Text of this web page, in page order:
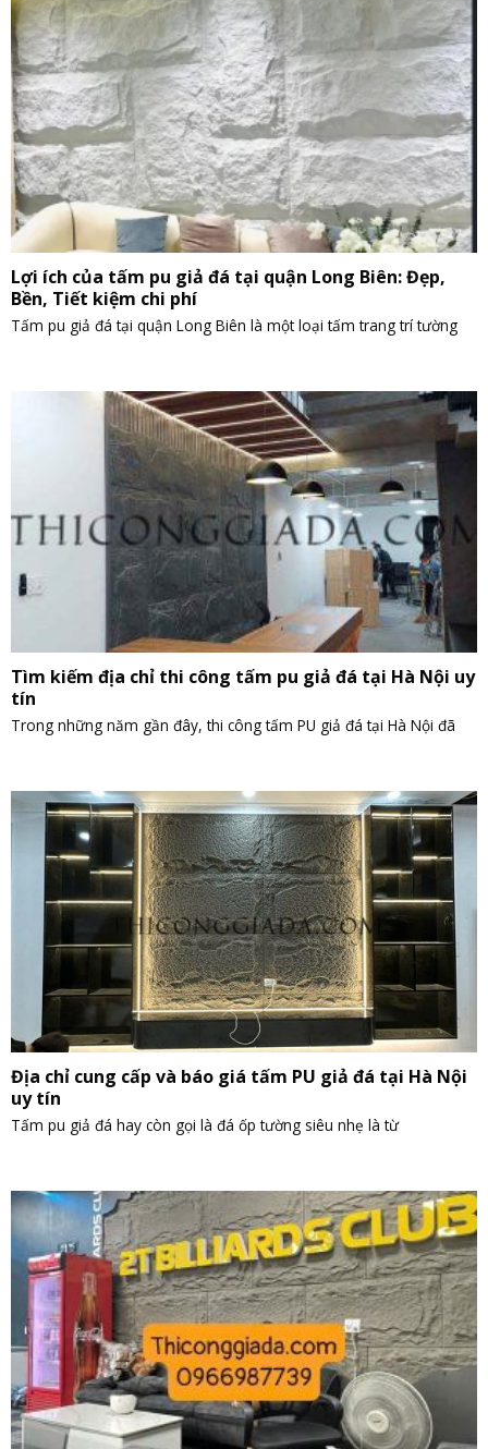
Lợi ích của tấm pu giả đá tại quận Long Biên: Đẹp,
Bền, Tiết kiệm chi phí
Tấm pu giả đá tại quận Long Biên là một loại tấm trang trí tường
Tìm kiếm địa chỉ thi công tấm pu giả đá tại Hà Nội uy
tín
Trong những năm gần đây, thi công tấm PU giả đá tại Hà Nội đã
Địa chỉ cung cấp và báo giá tấm PU giả đá tại Hà Nội
uy tín
Tấm pu giả đá hay còn gọi là đá ốp tường siêu nhẹ là từ